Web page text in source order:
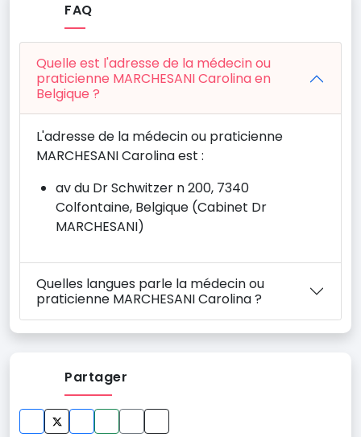
FAQ
Quelle est l'adresse de la médecin ou
praticienne MARCHESANI Carolina en
Belgique ?
L'adresse de la médecin ou praticienne
MARCHESANI Carolina est :
av du Dr Schwitzer n 200, 7340
Colfontaine, Belgique (Cabinet Dr
MARCHESANI)
Quelles langues parle la médecin ou
praticienne MARCHESANI Carolina ?
Partager